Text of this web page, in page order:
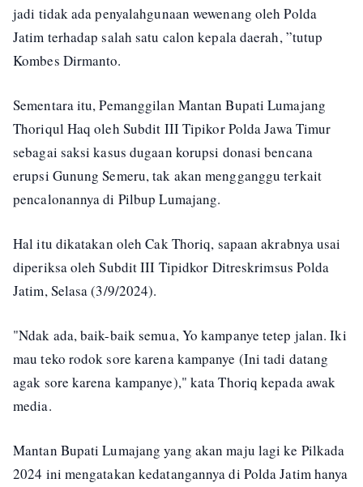
jadi tidak ada penyalahgunaan wewenang oleh Polda
Jatim terhadap salah satu calon kepala daerah, ”tutup
Kombes Dirmanto.
Sementara itu, Pemanggilan Mantan Bupati Lumajang
Thoriqul Haq oleh Subdit III Tipikor Polda Jawa Timur
sebagai saksi kasus dugaan korupsi donasi bencana
erupsi Gunung Semeru, tak akan mengganggu terkait
pencalonannya di Pilbup Lumajang.
Hal itu dikatakan oleh Cak Thoriq, sapaan akrabnya usai
diperiksa oleh Subdit III Tipidkor Ditreskrimsus Polda
Jatim, Selasa (3/9/2024).
"Ndak ada, baik-baik semua, Yo kampanye tetep jalan. Iki
mau teko rodok sore karena kampanye (Ini tadi datang
agak sore karena kampanye)," kata Thoriq kepada awak
media.
Mantan Bupati Lumajang yang akan maju lagi ke Pilkada
2024 ini mengatakan kedatangannya di Polda Jatim hanya